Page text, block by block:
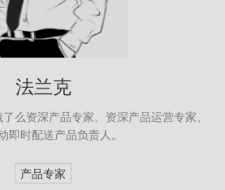
法兰克
么资深产品专家、资深产品运营专家、
即时配送产品负责人。
产品专家